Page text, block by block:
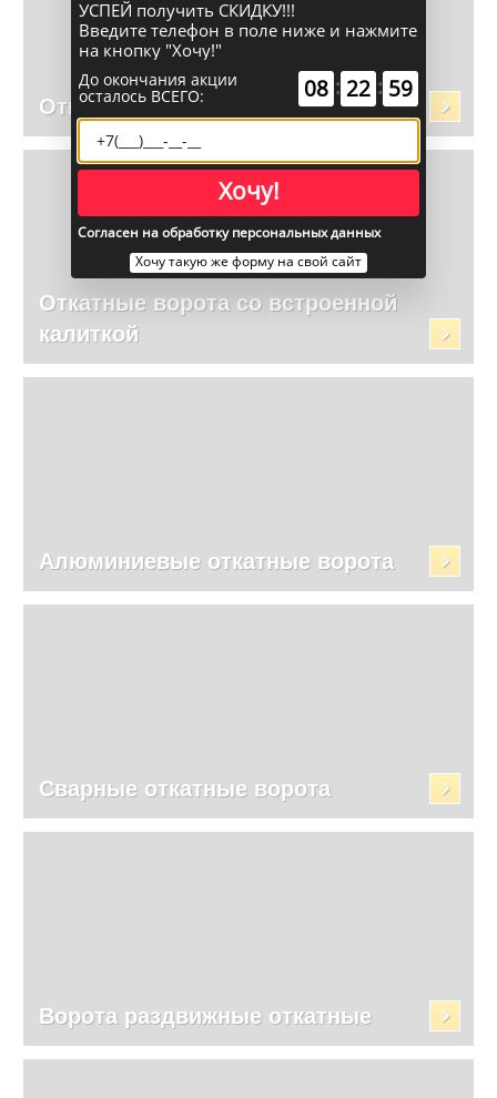
Откатные ворота без автоматики
Откатные ворота со встроенной
калиткой
Алюминиевые откатные ворота
Сварные откатные ворота
Ворота раздвижные откатные
УСПЕЙ получить СКИДКУ!!!
Введите телефон в поле ниже и нажмите
на кнопку "Хочу!"
До окончания акции
осталось ВСЕГО: 08 : 22 : 59
Хочу!
Согласен на обработку персональных данных
Хочу такую же форму на свой сайт